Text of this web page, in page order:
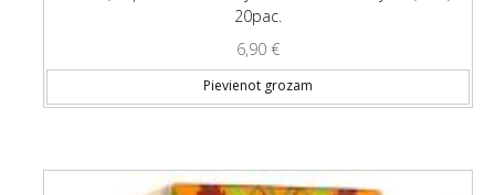
20pac.
6,90 €
Pievienot grozam